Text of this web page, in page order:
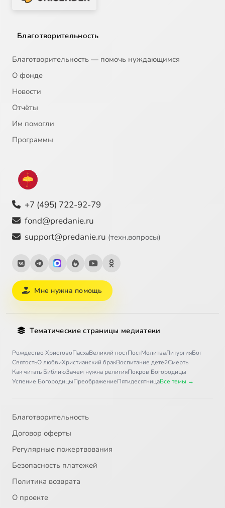
Благотворительность
Благотворительность — помочь нуждающимся
О фонде
Новости
Отчёты
Им помогли
Программы
+7 (495) 722-92-79
fond@predanie.ru
support@predanie.ru (техн.вопросы)
Мне нужна помощь
Тематические страницы медиатеки
Рождество ХристовоПасхаВеликий постПостМолитваЛитургияБог
СвятостьО любвиХристианский бракВоспитание детейСмерть
Как читать БиблиюЗачем нужна религияПокров Богородицы
Успение БогородицыПреображениеПятидесятницаВсе темы →
Благотворительность
Договор оферты
Регулярные пожертвования
Безопасность платежей
Политика возврата
О проекте